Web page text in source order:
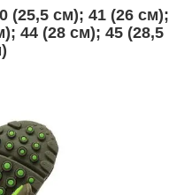
(25,5 см); 41 (26 см);
44 (28 см); 45 (28,5